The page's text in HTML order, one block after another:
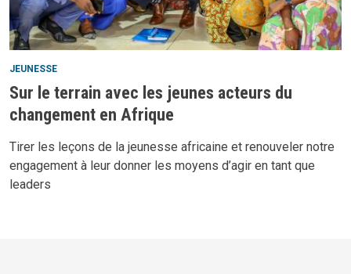
JEUNESSE
Sur le terrain avec les jeunes acteurs du
changement en Afrique
Tirer les leçons de la jeunesse africaine et renouveler notre
engagement à leur donner les moyens d’agir en tant que
leaders